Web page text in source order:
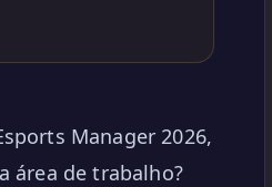
Manager 2026,
área de trabalho?